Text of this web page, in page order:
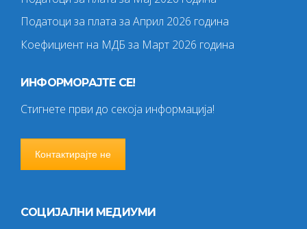
Податоци за плата за Април 2026 година
Коефициент на МДБ за Март 2026 година
ИНФОРМОРАЈТЕ СЕ!
Стигнете први до секоја информација!
Контактирајте не
СОЦИЈАЛНИ МЕДИУМИ